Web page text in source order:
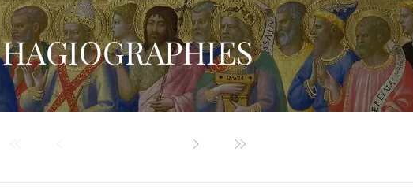
HAGIOGRAPHIES